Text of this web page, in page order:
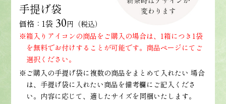
手提げ袋
価格：1袋 30円（税込）
※箱入りアイコンの商品をご購入の場合は、1箱につき1袋
を無料でお付けすることが可能です。商品ページにてご
選択ください。
※ご購入の手提げ袋に複数の商品をまとめて入れたい 場合
は、手提げ袋に入れたい商品を備考欄にご記入くださ
い。内容に応じて、適したサイズを同梱いたします。